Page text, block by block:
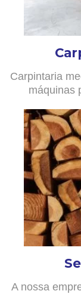
Carpintaria
máquinas
A nossa